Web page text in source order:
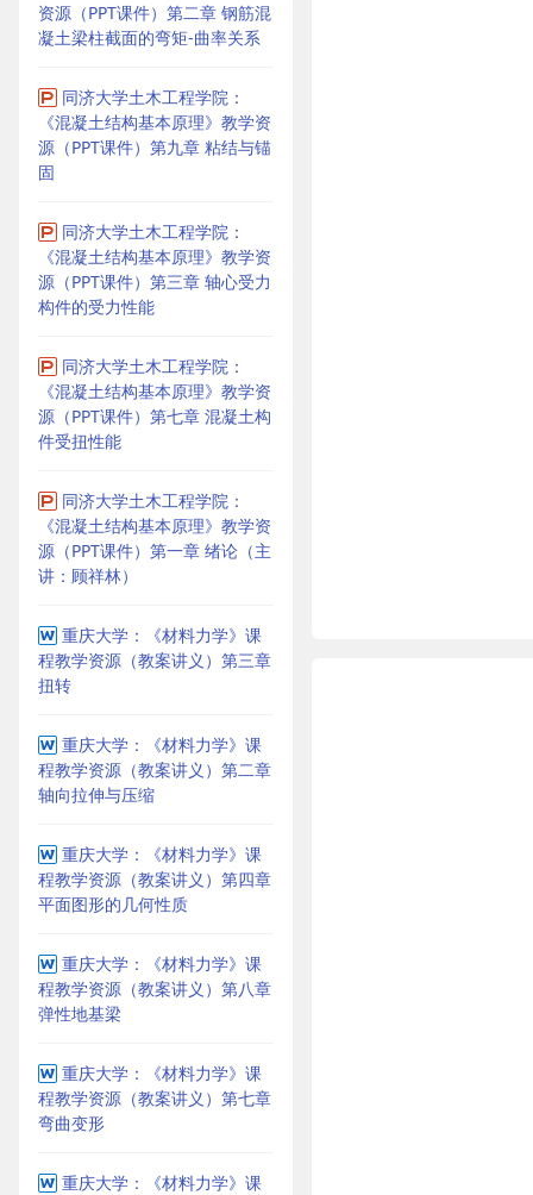
资源（PPT课件）第二章 钢筋混
凝土梁柱截面的弯矩-曲率关系
同济大学土木工程学院：
《混凝土结构基本原理》教学资
源（PPT课件）第九章 粘结与锚
固
同济大学土木工程学院：
《混凝土结构基本原理》教学资
源（PPT课件）第三章 轴心受力
构件的受力性能
同济大学土木工程学院：
《混凝土结构基本原理》教学资
源（PPT课件）第七章 混凝土构
件受扭性能
同济大学土木工程学院：
《混凝土结构基本原理》教学资
源（PPT课件）第一章 绪论（主
讲：顾祥林）
重庆大学：《材料力学》课
程教学资源（教案讲义）第三章
扭转
重庆大学：《材料力学》课
程教学资源（教案讲义）第二章
轴向拉伸与压缩
重庆大学：《材料力学》课
程教学资源（教案讲义）第四章
平面图形的几何性质
重庆大学：《材料力学》课
程教学资源（教案讲义）第八章
弹性地基梁
重庆大学：《材料力学》课
程教学资源（教案讲义）第七章
弯曲变形
重庆大学：《材料力学》课